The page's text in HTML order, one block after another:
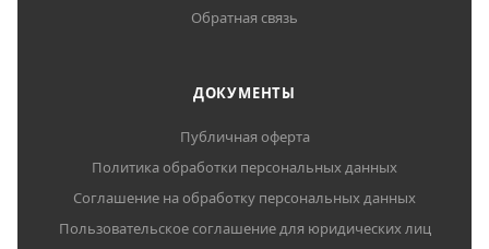
Обратная связь
ДОКУМЕНТЫ
Публичная оферта
Политика обработки персональных данных
Соглашение на обработку персональных данных
Пользовательское соглашение для юридических лиц